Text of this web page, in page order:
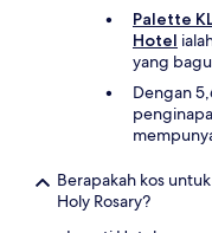
Palette
Hotel
yang
Dengan
Berapakah kos
Holy Rosary?